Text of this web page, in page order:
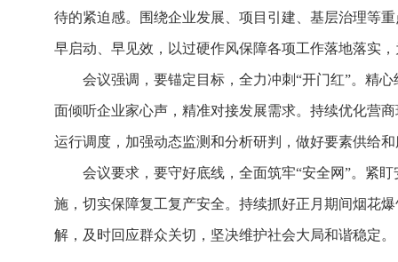
待的紧迫感。围绕企业发展、项目引建、基层治理等
早启动、早见效，以过硬作风保障各项工作落地落实
会议强调，要锚定目标，全力冲刺“开门红”。精
面倾听企业家心声，精准对接发展需求。持续优化营
运行调度，加强动态监测和分析研判，做好要素供给
会议要求，要守好底线，全面筑牢“安全网”。紧
施，切实保障复工复产安全。持续抓好正月期间烟花
解，及时回应群众关切，坚决维护社会大局和谐稳定。